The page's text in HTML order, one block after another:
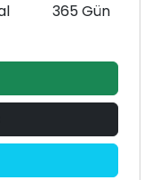
365 Gün